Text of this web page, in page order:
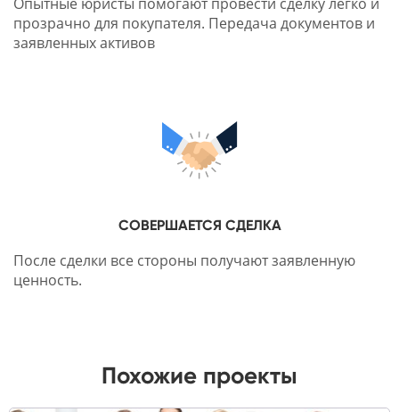
прозрачно для покупателя. Передача документов и
заявленных активов
СОВЕРШАЕТСЯ СДЕЛКА
После сделки все стороны получают заявленную
ценность.
Похожие проекты